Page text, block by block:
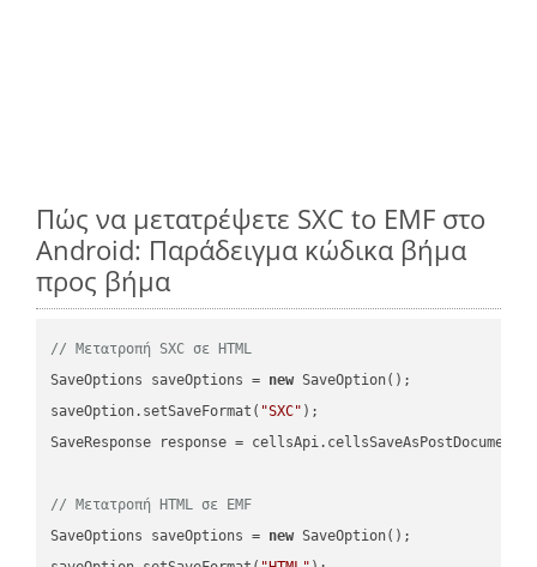
Πώς να μετατρέψετε SXC to EMF στο
Android: Παράδειγμα κώδικα βήμα
προς βήμα
// Μετατροπή SXC σε HTML
SaveOptions saveOptions = new SaveOption();
saveOption.setSaveFormat( "SXC" );
SaveResponse response =
// Μετατροπή HTML σε EMF
SaveOptions saveOptions = new SaveOption();